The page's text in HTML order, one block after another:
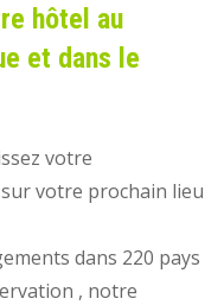
hôtel au
et dans le
votre
votre prochain lieu
dans 220 pays
, notre